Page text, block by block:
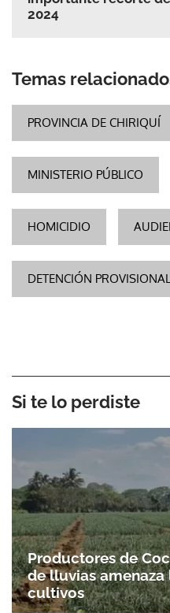
2024
Temas
PROVINCIA DE CHIRIQUÍ
MINISTERIO PÚBLICO
HOMICIDIO
DETENCIÓN PROVISIONAL
Si te lo perdiste
Productores de
de lluvias
cultivos